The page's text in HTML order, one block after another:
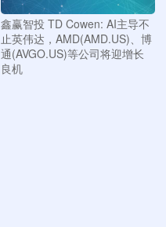
鑫赢智投 TD Cowen: AI主导不
止英伟达，AMD(AMD.US)、博
通(AVGO.US)等公司将迎增长
良机